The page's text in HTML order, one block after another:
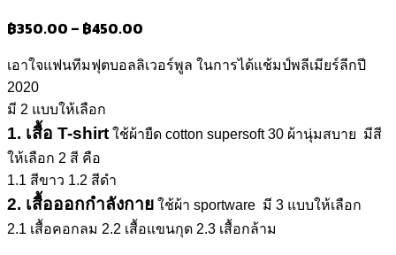
฿350.00 – ฿450.00
฿350.00
เอาใจแฟนทีมฟุตบอลลิเวอร์พูล ในการได้แช้มป์พลีเมียร์ลีกปี
2020
มี 2 แบบให้เลือก
1. เสื้อ T-shirt ใช้ผ้ายืด cotton supersoft 30 ผ้านุ่มสบาย มีสี
ให้เลือก 2 สี คือ
1.1 สีขาว 1.2 สีดำ
2. เสื้อออกกำลังกาย ใช้ผ้า sportware มี 3 แบบให้เลือก
2.1 เสื้อคอกลม 2.2 เสื้อแขนกุด 2.3 เสื้อกล้าม